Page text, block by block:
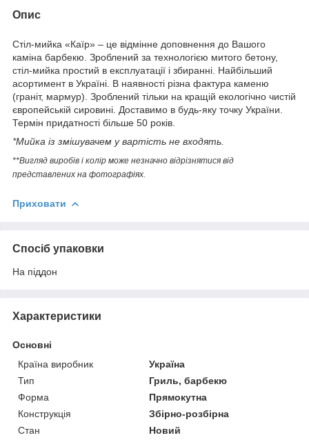
Опис
Стіл-мийка «Каїр» – це відмінне доповнення до Вашого
каміна барбекю. Зроблений за технологією митого бетону,
стіл-мийка простий в експлуатації і збиранні. Найбільший
асортимент в Україні. В наявності різна фактура каменю
(граніт, мармур). Зроблений тільки на кращій екологічно чистій
європейській сировині. Доставимо в будь-яку точку України.
Термін придатності більше 50 років.
*Мийка із змішувачем у вартість не входять.
**Вигляд виробів і колір може незначно відрізнятися від
представлених на фотографіях.
Приховати
Спосіб упаковки
На піддон
Характеристики
Основні
Країна виробник
Україна
Тип
Гриль, барбекю
Форма
Прямокутна
Конструкція
Збірно-розбірна
Стан
Новий